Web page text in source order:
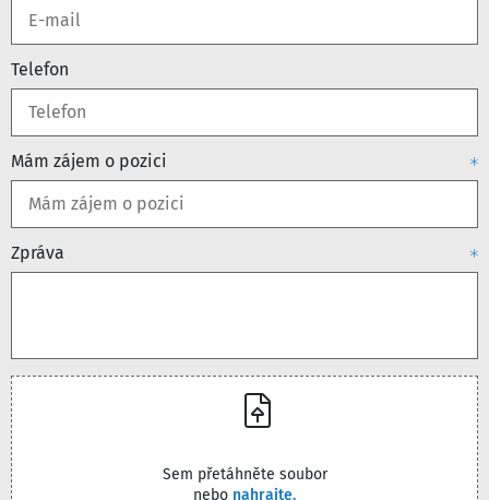
Telefon
Mám zájem o pozici
Zpráva
Sem přetáhněte soubor
nebo nahrajte.